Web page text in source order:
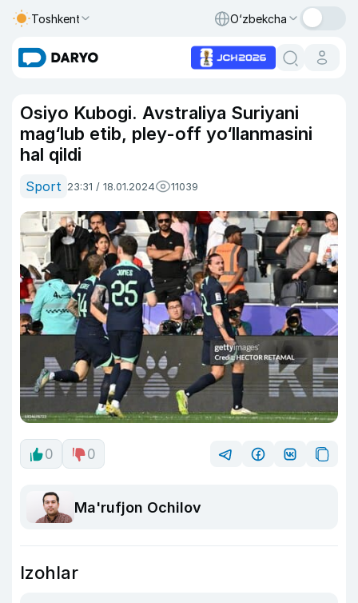
Toshkent O‘zbekcha
Osiyo Kubogi. Avstraliya Suriyani
mag‘lub etib, pley-off yo‘llanmasini
hal qildi
Sport 23:31 / 18.01.2024 11039
0 0
Ma'rufjon Ochilov
Izohlar